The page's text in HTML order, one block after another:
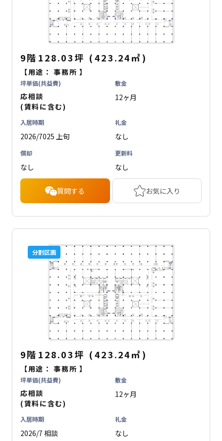
9階 128.03坪 ( 423.24㎡ )
【用途：事務所 】
坪単価(共益費)
応相談
(賃料に含む)
敷金
12ヶ月
入居時期
2026/7025 上旬
礼金
なし
償却
なし
更新料
なし
質問する お気に入り
分割区画
9階 128.03坪 ( 423.24㎡ )
【用途：事務所 】
坪単価(共益費)
応相談
(賃料に含む)
敷金
12ヶ月
入居時期
2026/7 相談
礼金
なし